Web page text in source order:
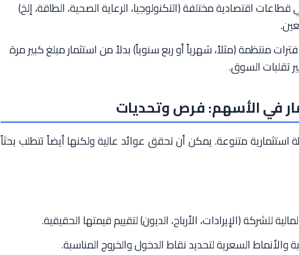
قطاعات اقتصادية مختلفة (التكنولوجيا، الرعاية الصحية، الطاقة، إلخ)
منتظمة (مثلاً، شهرياً أو ربع سنوياً) بدلاً من استثمار مبلغ كبير مرة
تقلبات السوق.
في الأسهم: فرص وتحديات
متنوعة. يمكن أن تحقق عوائد عالية ولكنها أيضاً تتطلب بحثاً
للشركة (الإيرادات، الأرباح، الديون) لتقييم قيمتها الحقيقية.
والأنماط السعرية لتحديد نقاط الدخول والخروج المناسبة.